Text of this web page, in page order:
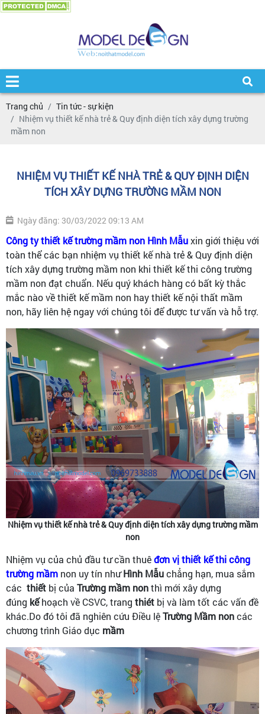
Trang chủ
Tin tức - sự kiện
Nhiệm vụ thiết kế nhà trẻ & Quy định diện tích xây dựng trường
mầm non
NHIỆM VỤ THIẾT KẾ NHÀ TRẺ & QUY ĐỊNH DIỆN
TÍCH XÂY DỰNG TRƯỜNG MẦM NON
Ngày đăng: 30/03/2022 09:13 AM
Công ty thiết kế trường mầm non Hình Mẫuxin giới thiệu với
toàn thể các bạn nhiệm vụ thiết kế nhà trẻ & Quy định diện
tích xây dựng trường mầm non khi thiết kế thi công trường
mầm non đạt chuẩn. Nếu quý khách hàng có bất kỳ thắc
mắc nào về thiết kế mầm non hay thiết kế nội thất mầm
non, hãy liên hệ ngay với chúng tôi để được tư vấn và hỗ trợ.
Nhiệm vụ thiết kế nhà trẻ & Quy định diện tích xây dựng trường mầm
non
Nhiệm vụ của chủ đầu tư cần thuêđơn vị thiết kế thi công
trường mầm non uy tín nhưHình Mẫuchẳng hạn, mua sắm
các thiết bị của Trường mầm nonthì mới xây dựng
đúng kếhoạch về CSVC, trang thiét bị và làm tốt các vấn đề
khác.Do đó tôi đã nghiên cứu Điều lệTrường Mầm noncác
chương trình Giáo dục mầm